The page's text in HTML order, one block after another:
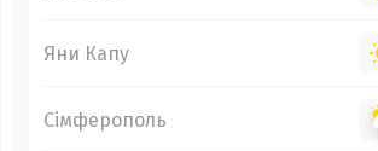
Яни Капу
Сімферополь